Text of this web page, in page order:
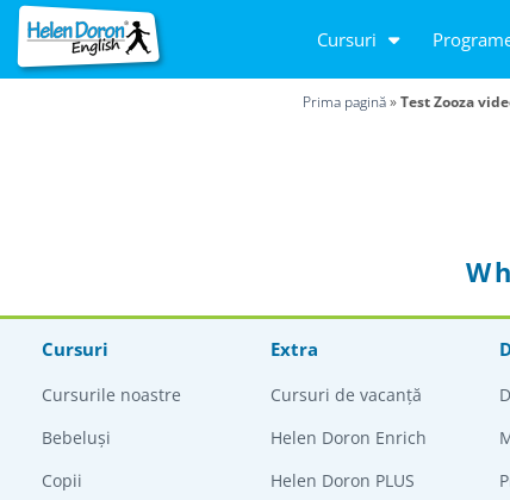
Cursuri
Prima pagină»Test Zooza
Cursuri
Cursurile noastre
Bebeluși
Copii
Extra
Cursuri de vacanță
Helen Doron Enrich
Helen Doron PLUS